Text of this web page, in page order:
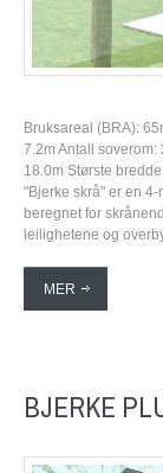
Bruksareal (BRA):
7.2m Antall soverom:
18.0m Største
"Bjerke skrå" er en
beregnet for
leilighetene og
MER
BJERKE